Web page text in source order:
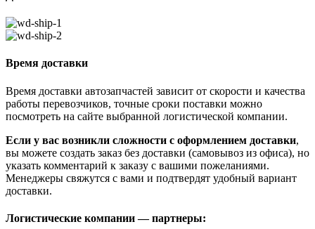
Время доставки
Время доставки автозапчастей зависит от скорости и качества
работы перевозчиков, точные сроки поставки можно
посмотреть на сайте выбранной логистической компании.
Если у вас возникли сложности с оформлением доставки,
вы можете создать заказ без доставки (самовывоз из офиса), но
указать комментарий к заказу с вашими пожеланиями.
Менеджеры свяжутся с вами и подтвердят удобный вариант
доставки.
Логистические компании — партнеры: